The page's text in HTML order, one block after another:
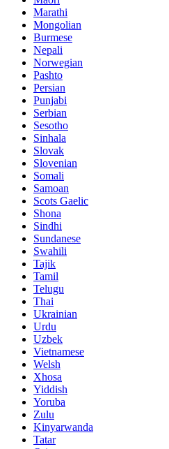
Marathi
Mongolian
Burmese
Nepali
Norwegian
Pashto
Persian
Punjabi
Serbian
Sesotho
Sinhala
Slovak
Slovenian
Somali
Samoan
Scots Gaelic
Shona
Sindhi
Sundanese
Swahili
Tajik
Tamil
Telugu
Thai
Ukrainian
Urdu
Uzbek
Vietnamese
Welsh
Xhosa
Yiddish
Yoruba
Zulu
Kinyarwanda
Tatar